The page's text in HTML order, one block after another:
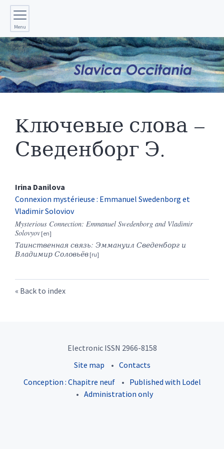
Menu
Kлючевые слова –
Сведенборг Э.
Irina Danilova
Connexion mystérieuse : Emmanuel Swedenborg et
Vladimir Soloviov
Mysterious Connection: Emmanuel Swedenborg and Vladimir
Solovyov
Таинственная связь: Эммануил Сведенборг и
Владимир Соловьёв
Back to index
Electronic ISSN 2966-8158
Site map
Contacts
Conception : Chapitre neuf
Published with Lodel
Administration only